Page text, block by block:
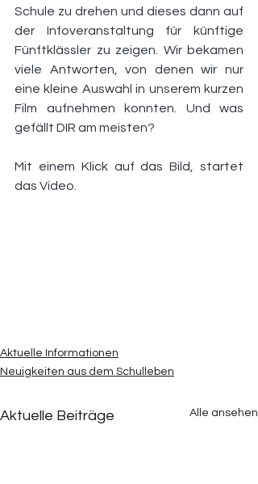
Schule zu drehen und dieses dann auf
der Infoveranstaltung für künftige
Fünftklässler zu zeigen. Wir bekamen
viele Antworten, von denen wir nur
eine kleine Auswahl in unserem kurzen
Film aufnehmen konnten. Und was
gefällt DIR am meisten?
Mit einem Klick auf das Bild, startet
das Video.
Aktuelle Informationen
Neuigkeiten aus dem Schulleben
Aktuelle Beiträge Alle ansehen